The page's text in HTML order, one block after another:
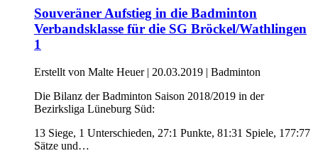
Souveräner Aufstieg in die Badminton
Verbandsklasse für die SG Bröckel/Wathlingen
1
Erstellt von Malte Heuer | 20.03.2019 | Badminton
Die Bilanz der Badminton Saison 2018/2019 in der
Bezirksliga Lüneburg Süd:
13 Siege, 1 Unterschieden, 27:1 Punkte, 81:31 Spiele, 177:77
Sätze und…